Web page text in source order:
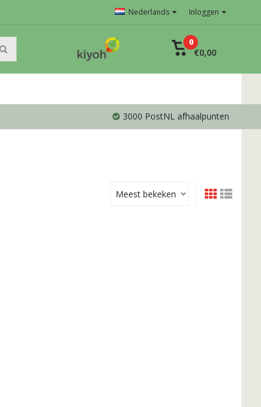
Nederlands Inloggen
0
€0,00
3000 PostNL afhaalpunten
Meest bekeken